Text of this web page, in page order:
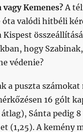
vagy Kemenes? A
óta valódi hitbéli
hogy
védenie?
a puszta számokat
16 gólt
Sánta pedig 8
(1,25). A kemény